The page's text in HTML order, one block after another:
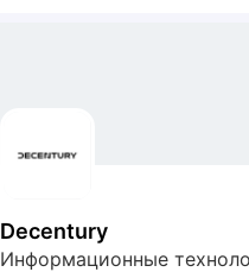
Decentury
Информационные